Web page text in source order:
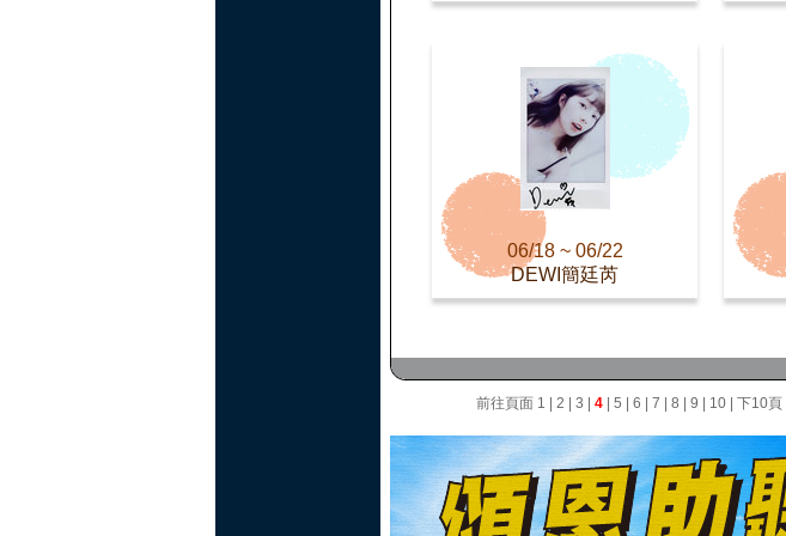
06/18 ~ 06/22
DEWI簡廷芮
前往頁面 1 2 3 4| 5 6 7 8 9 10| 下10頁|